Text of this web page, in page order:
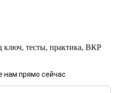
ключ, тесты, практика, ВКР
нам прямо сейчас